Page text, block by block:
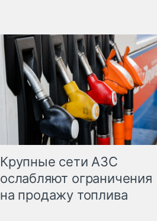
Крупные сети АЗС
ослабляют ограничения
на продажу топлива